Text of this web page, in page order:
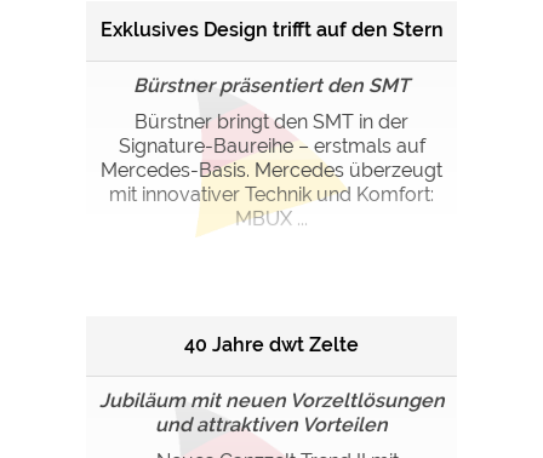
Exklusives Design trifft auf den Stern
Bürstner präsentiert den SMT
Bürstner bringt den SMT in der
Signature-Baureihe – erstmals auf
Mercedes-Basis. Mercedes überzeugt
mit innovativer Technik und Komfort:
MBUX ...
40 Jahre dwt Zelte
Jubiläum mit neuen Vorzeltlösungen
und attraktiven Vorteilen